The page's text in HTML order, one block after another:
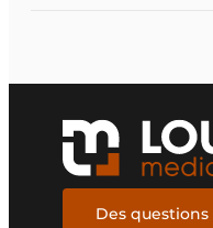
Des